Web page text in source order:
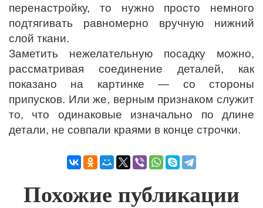
перенастройку, то нужно просто немного
подтягивать равномерно вручную нижний
слой ткани.
Заметить нежелательную посадку можно,
рассматривая соединение деталей, как
показано на картинке — со стороны
припусков. Или же, верным признаком служит
то, что одинаковые изначально по длине
детали, не совпали краями в конце строчки.
Похожие публикации